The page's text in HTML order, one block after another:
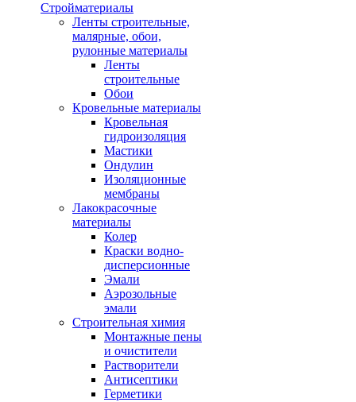
Стройматериалы
Ленты строительные,
малярные, обои,
рулонные материалы
Ленты
строительные
Обои
Кровельные материалы
Кровельная
гидроизоляция
Мастики
Ондулин
Изоляционные
мембраны
Лакокрасочные
материалы
Колер
Краски водно-
дисперсионные
Эмали
Аэрозольные
эмали
Строительная химия
Монтажные пены
и очистители
Растворители
Антисептики
Герметики